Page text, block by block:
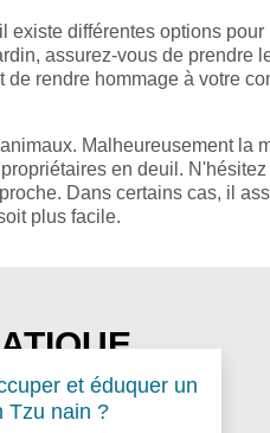
existe différentes options pour
assurez-vous de prendre
rendre hommage à votre
Malheureusement la
en deuil. N'hésitez
Dans certains cas, il
plus facile.
et éduquer un
Tzu nain ?